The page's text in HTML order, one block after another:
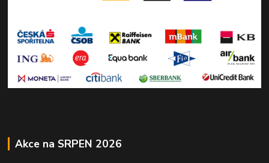
Akce na SRPEN 2026